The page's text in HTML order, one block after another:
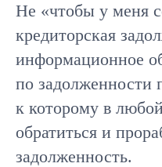
Не «чтобы у меня
кредиторская
информационное
по задолженности
к которому в
обратиться и
задолженность.